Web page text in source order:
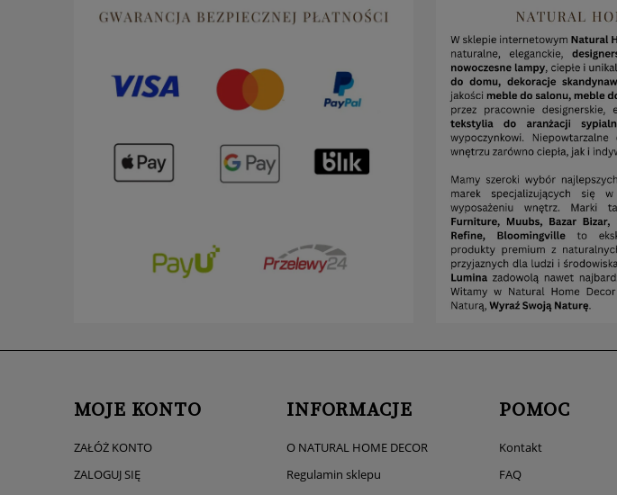
MOJE KONTO
ZAŁÓŻ KONTO
ZALOGUJ SIĘ
INFORMACJE
O NATURAL HOME DECOR
Regulamin sklepu
POMOC
Kontakt
FAQ